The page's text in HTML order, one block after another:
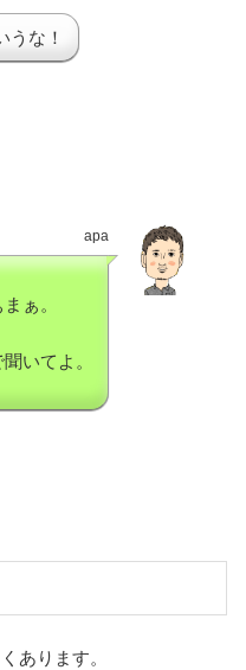
うな！
apa
ぁ。
いてよ。
あります。